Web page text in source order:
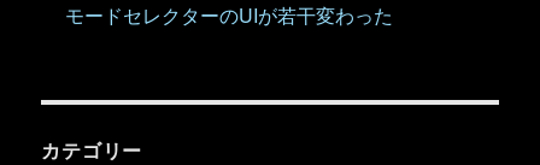
モードセレクターのUIが若干変わった
カテゴリー